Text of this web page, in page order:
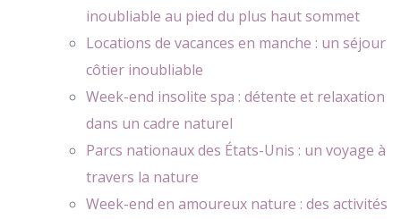
inoubliable au pied du plus haut sommet
Locations de vacances en manche : un séjour
côtier inoubliable
Week-end insolite spa : détente et relaxation
dans un cadre naturel
Parcs nationaux des États-Unis : un voyage à
travers la nature
Week-end en amoureux nature : des activités